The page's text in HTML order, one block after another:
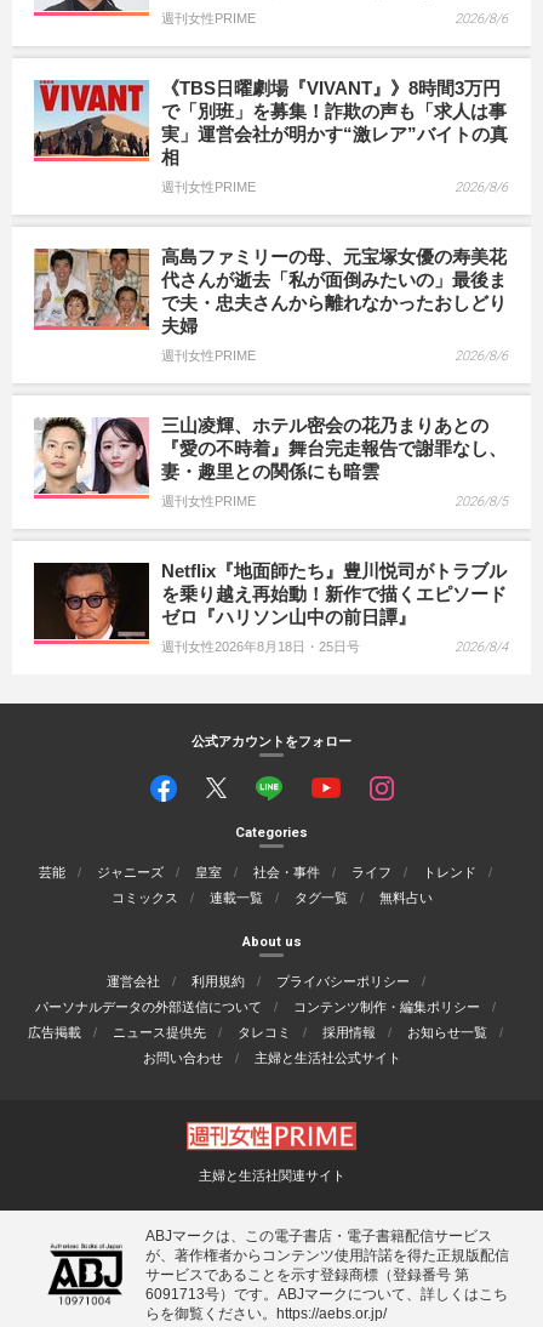
週刊女性PRIME 2026/8/6
《TBS日曜劇場『VIVANT』》8時間3万円
で「別班」を募集！詐欺の声も「求人は事
実」運営会社が明かす“激レア”バイトの真
相
週刊女性PRIME 2026/8/6
高島ファミリーの母、元宝塚女優の寿美花
代さんが逝去「私が面倒みたいの」最後ま
で夫・忠夫さんから離れなかったおしどり
夫婦
週刊女性PRIME 2026/8/6
三山凌輝、ホテル密会の花乃まりあとの
『愛の不時着』舞台完走報告で謝罪なし、
妻・趣里との関係にも暗雲
週刊女性PRIME 2026/8/5
Netflix『地面師たち』豊川悦司がトラブル
を乗り越え再始動！新作で描くエピソード
ゼロ『ハリソン山中の前日譚』
週刊女性2026年8月18日・25日号 2026/8/4
公式アカウントをフォロー
Categories
芸能 ジャニーズ 皇室 社会・事件 ライフ
トレンド
コミックス
連載一覧 タグ一覧 無料占い
About us
運営会社 利用規約
プライバシーポリシー
パーソナルデータの外部送信について
コンテンツ制作・編集ポリシー
広告掲載
ニュース提供先 タレコミ 採用情報
お知らせ一覧
お問い合わせ
主婦と生活社公式サイト
主婦と生活社関連サイト
ABJマークは、この電子書店・電子書籍配信サービス
が、著作権者からコンテンツ使用許諾を得た正規版配信
サービスであることを示す登録商標（登録番号 第
6091713号）です。ABJマークについて、詳しくはこち
らを御覧ください。 https://aebs.or.jp/